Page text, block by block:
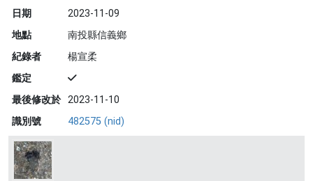
日期
2023-11-09
地點
南投縣信義鄉
紀錄者
楊宣柔
鑑定
最後修改於 2023-11-10
識別號
482575 (nid)